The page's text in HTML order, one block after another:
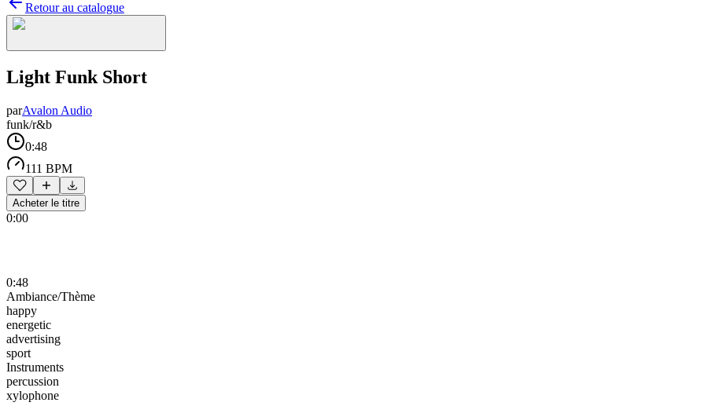
Retour au catalogue
Light Funk Short
parAvalon Audio
funk/r&b
0:48
111 BPM
Acheter le titre
0:00
0:48
Ambiance/Thème
happy
energetic
advertising
sport
Instruments
percussion
xylophone